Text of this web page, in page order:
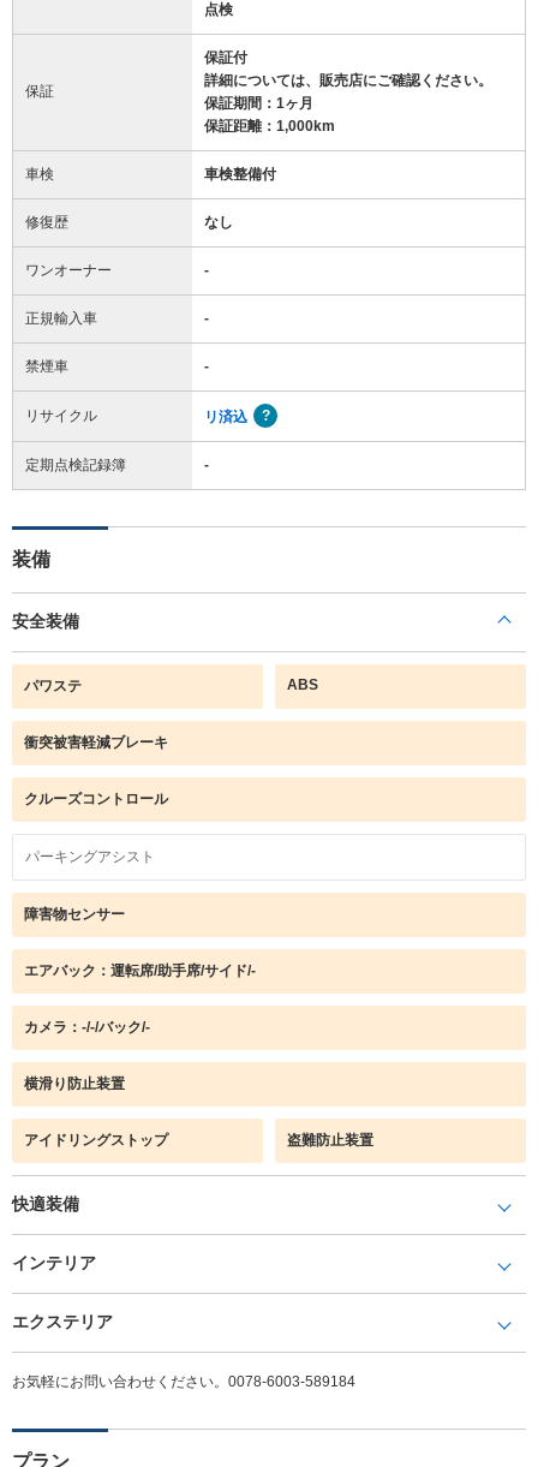
点検
保証
保証付
詳細については、販売店にご確認ください。
保証期間：1ヶ月
保証距離：1,000km
車検 車検整備付
修復歴 なし
ワンオーナー -
正規輸入車 -
禁煙車 -
リサイクル リ済込
定期点検記録簿 -
装備
安全装備
パワステ ABS
衝突被害軽減ブレーキ
クルーズコントロール
パーキングアシスト
障害物センサー
エアバック：運転席/助手席/サイド/-
カメラ：-/-/バック/-
横滑り防止装置
アイドリングストップ 盗難防止装置
快適装備
インテリア
エクステリア
お気軽にお問い合わせください。0078-6003-589184
プラン